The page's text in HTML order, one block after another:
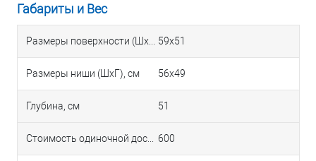
Габариты и Вес
59х51
Размеры ниши (ШхГ), см 56х49
Глубина, см 51
600